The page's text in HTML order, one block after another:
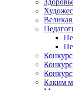
Конкурс
Каким